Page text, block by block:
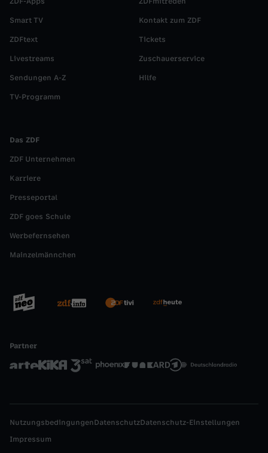
d
e
n
k
ü
r
d
i
e
c
u
Smart TV
ZDFtext
Livestreams
Sendungen A-Z
TV-Programm
Kontakt zum ZDF
Tickets
Zuschauerservice
Hilfe
Das ZDF
ZDF Unternehmen
Karriere
Presseportal
ZDF goes Schule
Werbefernsehen
Mainzelmännchen
Partner
NutzungsbedingungenDatenschutzDatenschutz-Einstellungen
Impressum